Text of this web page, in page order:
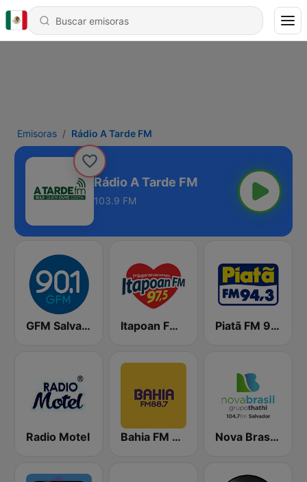
Emisoras Rádio A Tarde FM
Rádio A Tarde FM
103.9 FM
GFM Salvador Itapoan FM 97.5 Piatã FM 94.3
Radio Motel Bahia FM 88.7 Nova Brasil 104.7 Salvador